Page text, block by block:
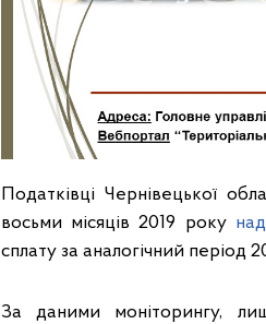
Податківці Чернівецької
восьми місяців 2019 року
сплату за аналогічний період
За даними моніторингу,